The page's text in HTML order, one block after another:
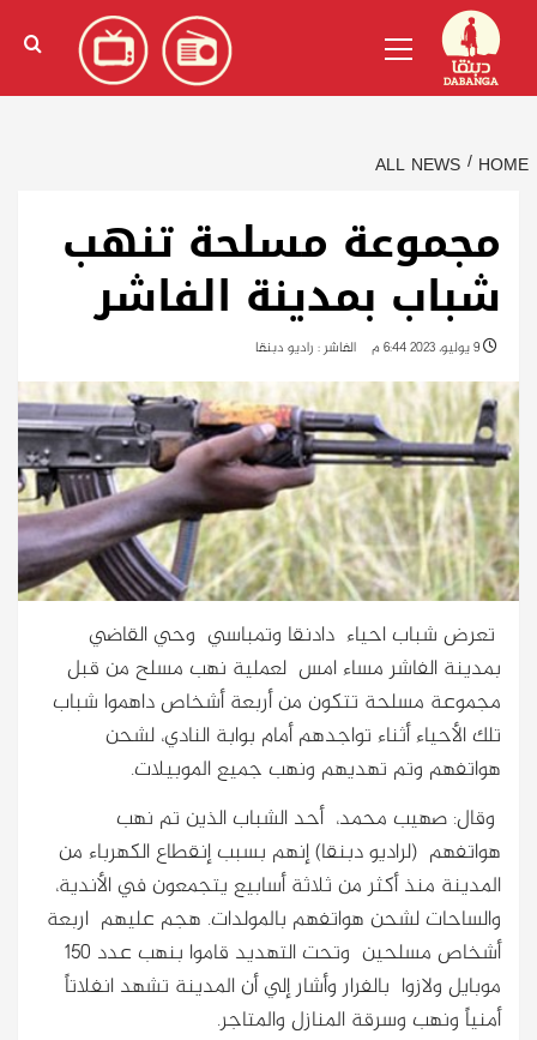
content
الإنجليزية)
Menu
HOME
ALL NEWS
مجموعة مسلحة تنهب
شباب بمدينة الفاشر
الفاشر : راديو دبنقا
تعرض شباب احياء دادنقا وتمباسي وحي القاضي
بمدينة الفاشر مساء امس لعملية نهب مسلح من قبل
مجموعة مسلحة تتكون من أربعة أشخاص داهموا شباب
تلك الأحياء أثناء تواجدهم أمام بوابة النادي، لشحن
هواتفهم وتم تهديهم ونهب جميع الموبيلات.
وقال: صهيب محمد، أحد الشباب الذين تم نهب
هواتفهم (لراديو دبنقا) إنهم بسبب إنقطاع الكهرباء من
المدينة منذ أكثر من ثلاثة أسابيع يتجمعون في الأندية،
والساحات لشحن هواتفهم بالمولدات. هجم عليهم اربعة
أشخاص مسلحين وتحت التهديد قاموا بنهب عدد ١٥٠
موبايل ولازوا بالفرار وأشار إلي أن المدينة تشهد انفلاتاً
أمنياً ونهب وسرقة المنازل والمتاجر.